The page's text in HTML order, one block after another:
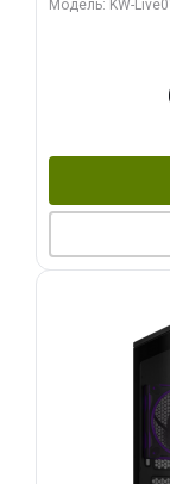
Модель: KW-